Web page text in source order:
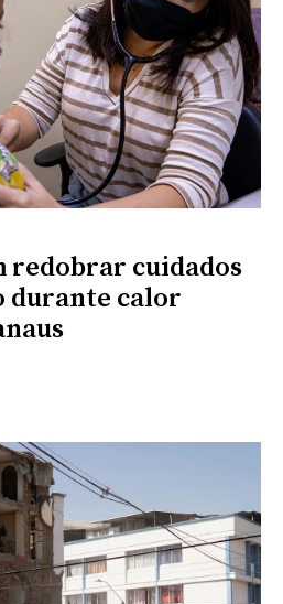
redobrar cuidados
durante calor